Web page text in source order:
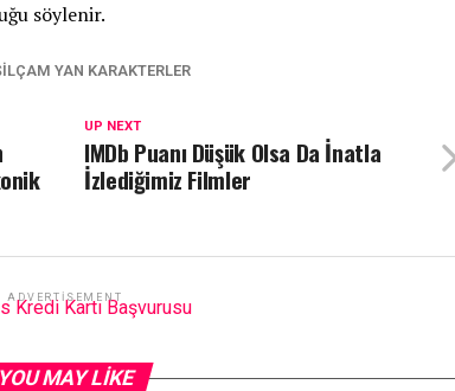
söylenir.
YAN KARAKTERLER
UP NEXT
IMDb Puanı Düşük Olsa Da İnatla
İzlediğimiz Filmler
ADVERTISEMENT
YOU MAY LIKE